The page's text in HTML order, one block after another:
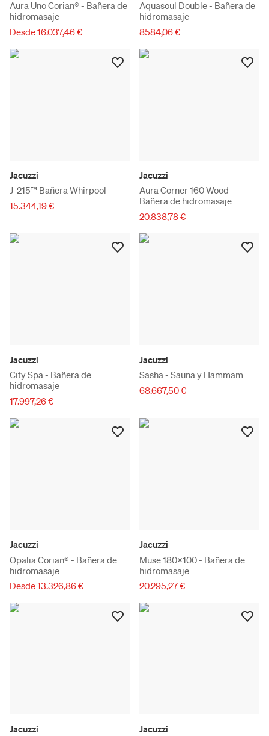
Aura Uno Corian® - Bañera de
hidromasaje
Desde 16.037,46 €
Aquasoul Double - Bañera de
hidromasaje
8584,06 €
Jacuzzi
J-215™ Bañera Whirpool
15.344,19 €
Jacuzzi
Aura Corner 160 Wood -
Bañera de hidromasaje
20.838,78 €
Jacuzzi
City Spa - Bañera de
hidromasaje
17.997,26 €
Jacuzzi
Sasha - Sauna y Hammam
68.667,50 €
Jacuzzi
Opalia Corian® - Bañera de
hidromasaje
Desde 13.326,86 €
Jacuzzi
Muse 180x100 - Bañera de
hidromasaje
20.295,27 €
Jacuzzi
Jacuzzi